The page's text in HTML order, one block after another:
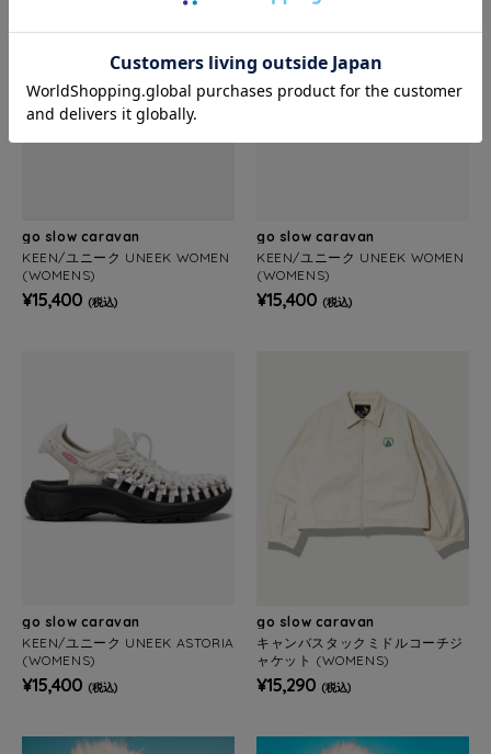
go slow caravan
KEEN/ユニーク UNEEK WOMEN
(WOMENS)
¥15,400 (税込)
go slow caravan
KEEN/ユニーク UNEEK WOMEN
(WOMENS)
¥15,400 (税込)
go slow caravan
KEEN/ユニーク UNEEK ASTORIA
(WOMENS)
¥15,400 (税込)
go slow caravan
キャンバスタックミドルコーチジ
ャケット (WOMENS)
¥15,290 (税込)